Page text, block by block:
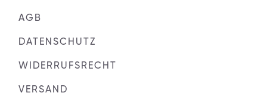
AGB
DATENSCHUTZ
WIDERRUFSRECHT
VERSAND